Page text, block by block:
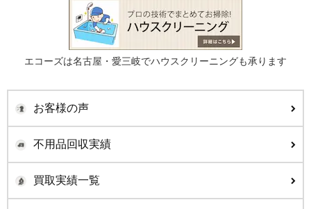
エコーズは名古屋・愛三岐でハウスクリーニングも承ります
お客様の声
不用品回収実績
買取実績一覧